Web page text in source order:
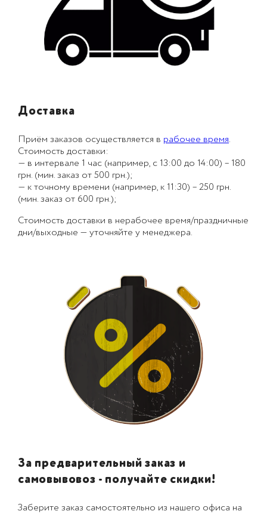
Доставка
Приём заказов осуществляется в рабочее время.
Стоимость доставки:
— в интервале 1 час (например, с 13:00 до 14:00) – 180
грн. (мин. заказ от 500 грн.);
— к точному времени (например, к 11:30) – 250 грн.
(мин. заказ от 600 грн.);
Стоимость доставки в нерабочее время/праздничные
дни/выходные — уточняйте у менеджера.
За предварительный заказ и
самовывовоз - получайте скидки!
Заберите заказ самостоятельно из нашего офиса на